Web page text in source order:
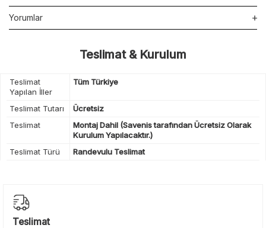
Yorumlar
Teslimat & Kurulum
Teslimat
Yapılan İller
Tüm Türkiye
Teslimat Tutarı
Ücretsiz
Teslimat
Montaj Dahil (Savenis tarafından Ücretsiz Olarak
Kurulum Yapılacaktır.)
Teslimat Türü
Randevulu Teslimat
Teslimat